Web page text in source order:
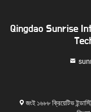
Qingdao Sunrise
জংই ১৬৮৮ ক্রিয়েটিভ